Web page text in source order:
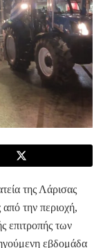
της Λάρισας
την περιοχή,
επιτροπής των
εβδομάδα